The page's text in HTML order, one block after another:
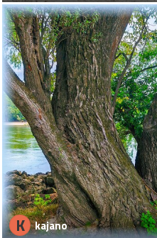
K kajano